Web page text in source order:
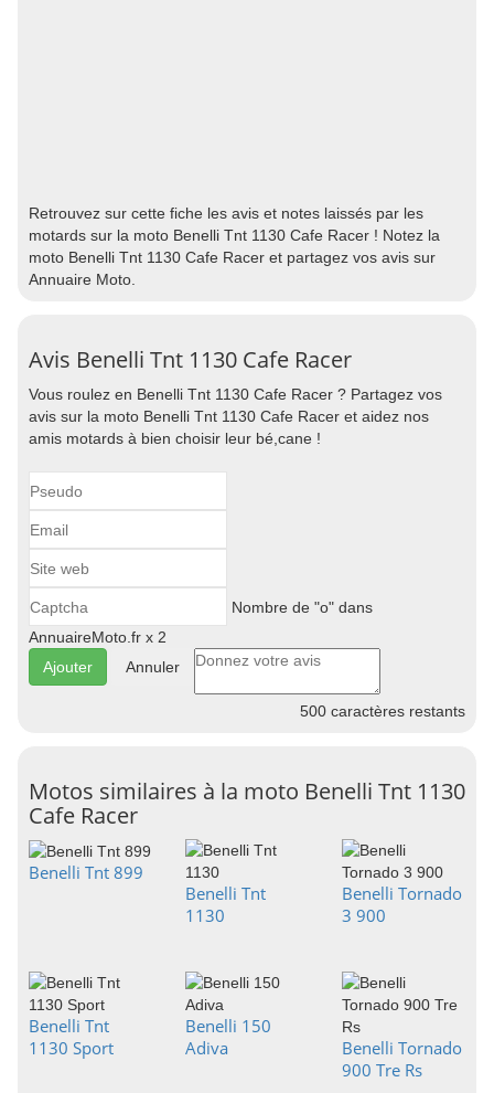
Retrouvez sur cette fiche les avis et notes laissés par les
motards sur la moto Benelli Tnt 1130 Cafe Racer ! Notez la
moto Benelli Tnt 1130 Cafe Racer et partagez vos avis sur
Annuaire Moto.
Avis Benelli Tnt 1130 Cafe Racer
Vous roulez en Benelli Tnt 1130 Cafe Racer ? Partagez vos
avis sur la moto Benelli Tnt 1130 Cafe Racer et aidez nos
amis motards à bien choisir leur bé,cane !
Nombre de "o" dans
AnnuaireMoto.fr x 2
Annuler
500 caractères restants
Motos similaires à la moto Benelli Tnt 1130
Cafe Racer
Benelli Tnt 899
Benelli Tnt
1130
Benelli Tornado
3 900
Benelli Tnt
1130 Sport
Benelli 150
Adiva
Benelli Tornado
900 Tre Rs